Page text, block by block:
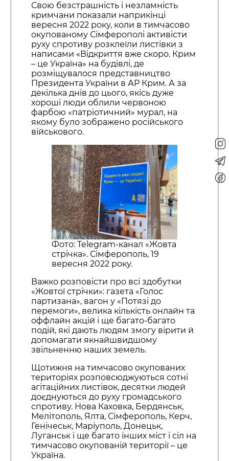
Свою безстрашність і незламність
кримчани показали наприкінці
вересня 2022 року, коли в тимчасово
окупованому Сімферополі активісти
руху спротиву розклеїли листівки з
написами «Відкриття вже скоро. Крим
– це Україна» на будівлі, де
розміщувалося представництво
Президента України в АР Крим. А за
декілька днів до цього, якісь дуже
хороші люди облили червоною
фарбою «патріотичний» мурал, на
якому було зображено російського
військового.
Фото: Telegram-канал «Жовта
стрічка». Сімферополь, 19
вересня 2022 року.
Важко розповісти про всі здобутки
«Жовтої стрічки»: газета «Голос
партизана», вагон у «Потязі до
перемоги», велика кількість онлайн та
оффлайн акцій і ще багато-багато
подій, які дають людям змогу вірити й
допомагати якнайшвидшому
звільненню наших земель.
Щотижня на тимчасово окупованих
територіях розповсюджуються сотні
агітаційних листівок, десятки людей
доєднуються до руху громадського
спротиву. Нова Каховка, Бердянськ,
Мелітополь, Ялта, Сімферополь, Керч,
Генічеськ, Маріуполь, Донецьк,
Луганськ і ще багато інших міст і сіл на
тимчасово окупованій території – це
Україна.